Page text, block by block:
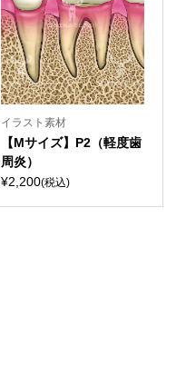
イラスト素材
【Mサイズ】P2（軽度歯
周炎）
¥2,200(税込)